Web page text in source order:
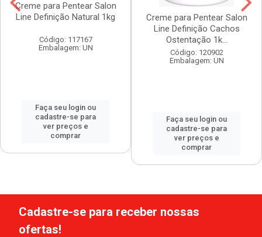
Creme para Pentear Salon
Line Definição Natural 1kg
Código: 117167
Embalagem: UN
Faça seu login ou
cadastre-se para
ver preços e
comprar
Creme para Pentear Salon
Line Definição Cachos
Ostentação 1k...
Código: 120902
Embalagem: UN
Faça seu login ou
cadastre-se para
ver preços e
comprar
Cadastre-se para receber nossas
ofertas!